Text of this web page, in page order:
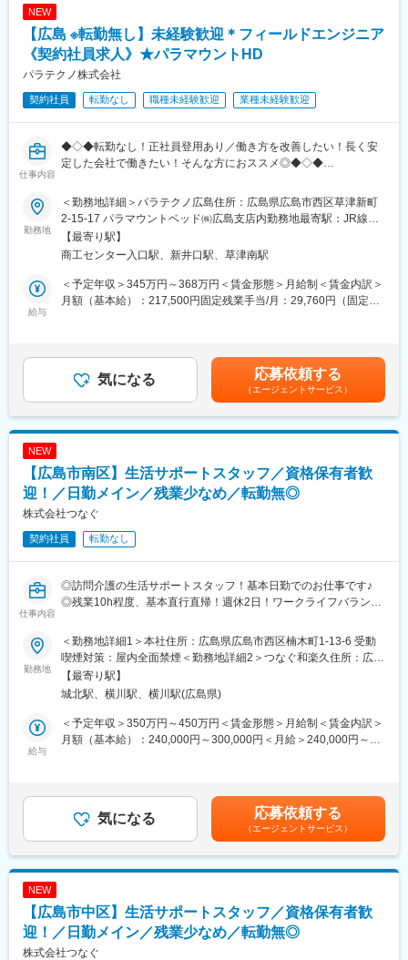
・修理、点検、清拭、調査業務に関する資料や提案書等作成
・パラマウントベッド製品新規販売の為の促進活動
・契約先顧客への定期訪問活動（決まった曜日、時間での訪問）
泊程度）の出張が発生します。
月曜日は会議、事務作業、訪問準備などをしていただきます。火
曜日～金曜日はお客様を訪問し、メンテナンスをして頂きます。
09：00～12：00 病院・介護施設等でメンテナンス作業・提案活
動
12：00～13：00 休憩
13：00～17：20 病院・介護施設等でメンテナンス作業・提案活
※事務作業、準備の量によって、残業の時間は変わります
※1日3件～5件の訪問になります
OJT研修を用意しておりますのでご安心ください。
■扱う製品について：同社は医療用介護ベッド業界の最大手(シェ
アNo1)であるパラマウントHDの中核企業となります。加えて、
峰の製品や技術に触れる事が可能です。
NEW
【広島 ※転勤無し】未経験歓迎＊フィールドエンジニア
《契約社員求人》★パラマウントHD
パラテクノ株式会社
契約社員 転勤なし 職種未経験歓迎 業種未経験歓迎
仕事内容
◆◇◆転勤なし！正社員登用あり／働き方を改善したい！長く安
定した会社で働きたい！そんな方におススメ◎◆◇◆
【はじめに】
当ポジションはサービスエンジニアと言われる、機械のメンテナ
ンスを行う技術職となります。メンテナンススキルの市場価値は
上昇の一途を辿っており、同社で得られるスキルも例外ではあり
ません。エンジニア未経験から市場価値を高める事ができる貴重
な求人となります。
・ベッドセンター業務、医療ベッド・車いす、ストレッチャー等
の点検・修理
※病院によって業務内容が異なります
【一日の流れ】
8:30~9:00
9:00~17:00（休憩：12:00～13:00）
（3）パラマウントベッド製品の修理・保守管理。 （4）床頭
17:00~17:20
（5）業務引き継ぎ書作成。 （6）その他残務処理
【上記（1）～（6）の所要時間】
（3）修理1台あたり30分程度 （4）保守点検1台あたり20分程度
（5）10分程度 （6）30分程度
常駐先の契約形態や、業務内容によっては、8:30出勤になる場合
もあります。その際は、所定労働時間は変わらず7時間20分
（16:50終業）、所定時間を超えた勤務は残業として換算されま
ます。宿泊を伴う県外出張は、10～20泊/月程度となります。
【求人の魅力】
勤務地
＜勤務地詳細＞パラテクノ広島住所：広島県広島市西区草津新町
2-15-17 パラマウントベッド㈱広島支店内勤務地最寄駅：JR線／
新井口駅受動喫煙対策：敷地内喫煙可能場所あり変更の範囲：会
社の定める事業所
【最寄り駅】
商工センター入口駅、新井口駅、草津南駅
給与
＜予定年収＞345万円～368万円＜賃金形態＞月給制＜賃金内訳＞
月額（基本給）：217,500円固定残業手当/月：29,760円（固定残
日帰り日当の想定額が含まれています。■日当：・社命で1日5h以
上の外出：1200円支給・宿泊を伴う1日5h以上の外出：2200円支
給■支給例：週4日日帰り出張をした場合・1200円×4=週4800円・
4800円×4=月19200円賃金はあくまでも目安の金額であり、選考
を通じて上下する可能性があります。月給(月額)は固定手当を含め
気になる 応募依頼する
（エージェントサービス）
NEW
【広島市南区】生活サポートスタッフ／資格保有者歓
迎！／日勤メイン／残業少なめ／転勤無◎
株式会社つなぐ
契約社員 転勤なし
仕事内容
◎訪問介護の生活サポートスタッフ！基本日勤でのお仕事です♪
◎残業10h程度、基本直行直帰！週休2日！ワークライフバランス
◎資格手当や家族手当など福利厚生充実！
■募集背景：
2007年の設立以来、「訪問介護」「サービス付き高齢者住宅の運
営」「居宅介護支援」「スクールでの人材育成」といった介護に
関する4つの事業を手がけている当社。広島県内では数少ない重度
の障がいがある方の受け入れも行なえる事業所として、クチコミ
するため、訪問介護スタッフを増員することになりました。是非
ご応募ください。
安心して快適な生活を送れるよう寄り添うお仕事です。
■業務詳細
勤務地
＜勤務地詳細1＞本社住所：広島県広島市西区楠木町1-13-6 受動
喫煙対策：屋内全面禁煙＜勤務地詳細2＞つなぐ和楽久住所：広島
県広島市西区己斐中1丁目10-10-12 受動喫煙対策：屋内全面禁煙
＜勤務地詳細3＞つなぐ和楽久住所：広島県広島市西区己斐中1丁
る事業所
【最寄り駅】
城北駅、横川駅、横川駅(広島県)
給与
＜予定年収＞350万円～450万円＜賃金形態＞月給制＜賃金内訳＞
月額（基本給）：240,000円～300,000円＜月給＞240,000円～
気になる 応募依頼する
（エージェントサービス）
NEW
【広島市中区】生活サポートスタッフ／資格保有者歓
迎！／日勤メイン／残業少なめ／転勤無◎
株式会社つなぐ